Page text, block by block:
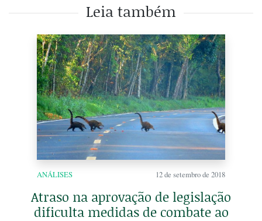
Leia também
ANÁLISES 12 de setembro de 2018
Atraso na aprovação de legislação
dificulta medidas de combate ao